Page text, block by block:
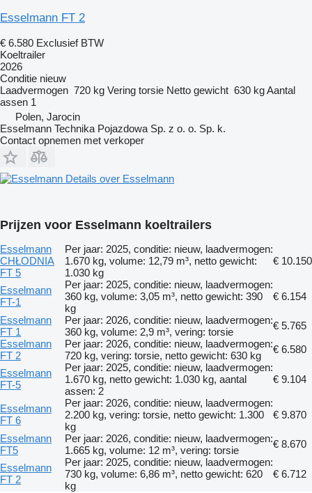
Esselmann FT 2
€ 6.580 Exclusief BTW
Koeltrailer
2026
Conditie nieuw
Laadvermogen 720 kg Vering torsie Netto gewicht 630 kgAantal
assen 1
Polen, Jarocin
Esselmann Technika Pojazdowa Sp. z o. o. Sp. k.
Contact opnemen met verkoper
Details over Esselmann
Prijzen voor Esselmann koeltrailers
Esselmann
CHŁODNIA
FT 5
Per jaar: 2025, conditie: nieuw, laadvermogen:
1.670 kg, volume: 12,79 m³, netto gewicht:
1.030 kg
€ 10.150
Esselmann
FT-1
Per jaar: 2025, conditie: nieuw, laadvermogen:
360 kg, volume: 3,05 m³, netto gewicht: 390
kg
€ 6.154
Esselmann
FT 1
Per jaar: 2026, conditie: nieuw, laadvermogen:
360 kg, volume: 2,9 m³, vering: torsie
€ 5.765
Esselmann
FT 2
Per jaar: 2026, conditie: nieuw, laadvermogen:
720 kg, vering: torsie, netto gewicht: 630 kg
€ 6.580
Esselmann
FT-5
Per jaar: 2025, conditie: nieuw, laadvermogen:
1.670 kg, netto gewicht: 1.030 kg, aantal
assen: 2
€ 9.104
Esselmann
FT 6
Per jaar: 2026, conditie: nieuw, laadvermogen:
2.200 kg, vering: torsie, netto gewicht: 1.300
kg
€ 9.870
Esselmann
FT5
Per jaar: 2026, conditie: nieuw, laadvermogen:
1.665 kg, volume: 12 m³, vering: torsie
€ 8.670
Esselmann
FT 2
Per jaar: 2025, conditie: nieuw, laadvermogen:
730 kg, volume: 6,86 m³, netto gewicht: 620
kg
€ 6.712